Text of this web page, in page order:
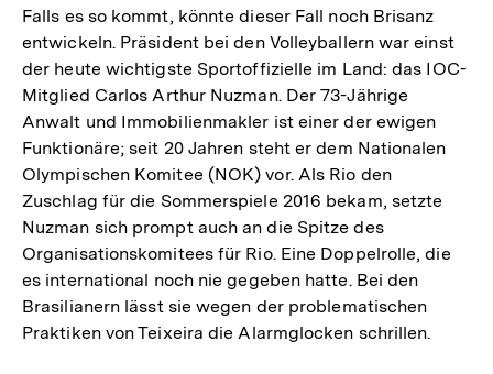
der
Fußnote
Falls es so kommt, könnte dieser Fall noch Brisanz
entwickeln. Präsident bei den Volleyballern war einst
der heute wichtigste Sportoffizielle im Land: das IOC-
Mitglied Carlos Arthur Nuzman. Der 73-Jährige
Anwalt und Immobilienmakler ist einer der ewigen
Funktionäre; seit 20 Jahren steht er dem Nationalen
Olympischen Komitee (NOK) vor. Als Rio den
Zuschlag für die Sommerspiele 2016 bekam, setzte
Nuzman sich prompt auch an die Spitze des
Organisationskomitees für Rio. Eine Doppelrolle, die
es international noch nie gegeben hatte. Bei den
Brasilianern lässt sie wegen der problematischen
Praktiken von Teixeira die Alarmglocken schrillen.